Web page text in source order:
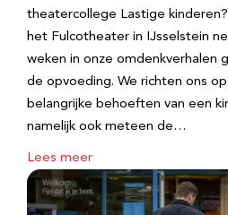
theatercollege Lastige
het Fulcotheater in IJsselstein
weken in onze omdenkverhalen
de opvoeding. We richten ons
belangrijke behoeften van een
namelijk ook meteen de…
Lees meer